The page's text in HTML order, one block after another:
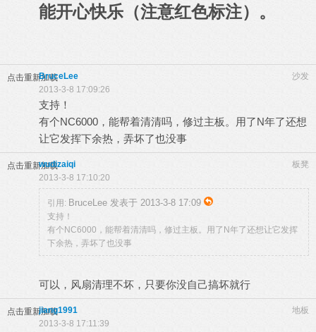
能开心快乐（注意红色标注）。
点击重新加载 沙发
BruceLee
2013-3-8 17:09:26
支持！
有个NC6000，能帮着清清吗，修过主板。用了N年了还想
让它发挥下余热，弄坏了也没事
点击重新加载 板凳
wudizaiqi
2013-3-8 17:10:20
引用: BruceLee 发表于 2013-3-8 17:09
支持！
有个NC6000，能帮着清清吗，修过主板。用了N年了还想让它发挥
下余热，弄坏了也没事
可以，风扇清理不坏，只要你没自己搞坏就行
点击重新加载 地板
jiang1991
2013-3-8 17:11:39